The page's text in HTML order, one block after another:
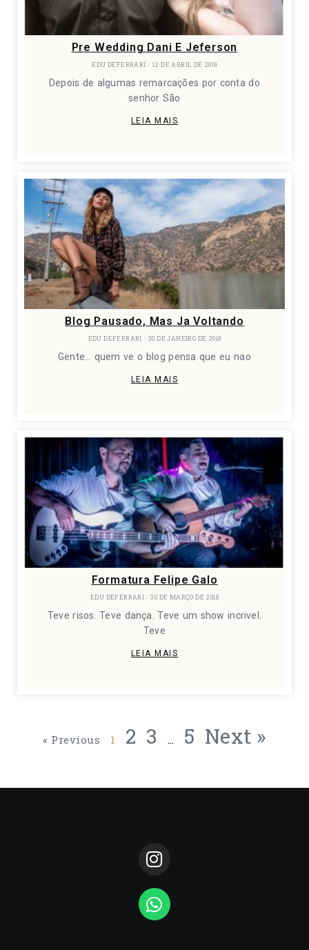
Pre Wedding Dani E Jeferson
EDU DEFERRARI 12 DE ABRIL DE 2019
Depois de algumas remarcações por conta do
senhor São
LEIA MAIS
Blog Pausado, Mas Ja Voltando
EDU DEFERRARI 30 DE JANEIRO DE 2019
Gente… quem ve o blog pensa que eu nao
LEIA MAIS
Formatura Felipe Galo
EDU DEFERRARI 30 DE MARÇO DE 2018
Teve risos. Teve dança. Teve um show incrivel.
Teve
LEIA MAIS
« Previous 1 2 3 … 5 Next »